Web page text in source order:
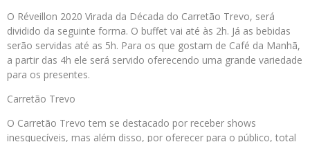
O Réveillon 2020 Virada da Década do Carretão Trevo, será
dividido da seguinte forma. O buffet vai até às 2h. Já as bebidas
serão servidas até as 5h. Para os que gostam de Café da Manhã,
a partir das 4h ele será servido oferecendo uma grande variedade
para os presentes.
Carretão Trevo
O Carretão Trevo tem se destacado por receber shows
inesquecíveis, mas além disso, por oferecer para o público, total